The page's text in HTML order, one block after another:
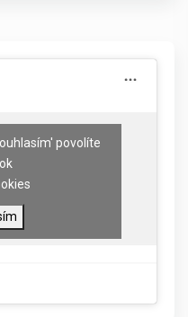
povolíte